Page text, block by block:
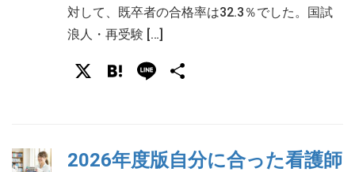
対して、既卒者の合格率は32.3％でした。国試
浪人・再受験 […]
X Hatena
Line
2026年度版自分に合った看護師